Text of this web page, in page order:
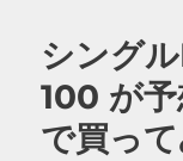
シング
100 が
で買っ